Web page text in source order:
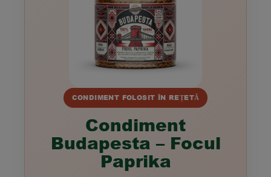
CONDIMENT FOLOSIT ÎN REȚETĂ
Condiment
Budapesta – Focul
Paprika